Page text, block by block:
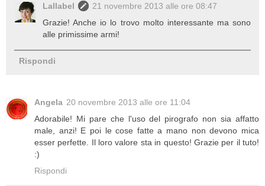
Lallabel
21 novembre 2013 alle ore 08:47
Grazie! Anche io lo trovo molto interessante ma sono
alle primissime armi!
Rispondi
Angela 20 novembre 2013 alle ore 11:04
Adorabile! Mi pare che l'uso del pirografo non sia affatto
male, anzi! E poi le cose fatte a mano non devono mica
esser perfette. Il loro valore sta in questo! Grazie per il tuto!
:)
Rispondi